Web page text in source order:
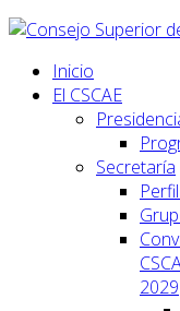
Inicio
El CSCAE
Secretaría
2029